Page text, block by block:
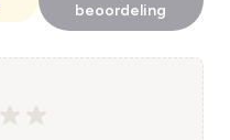
beoordeling